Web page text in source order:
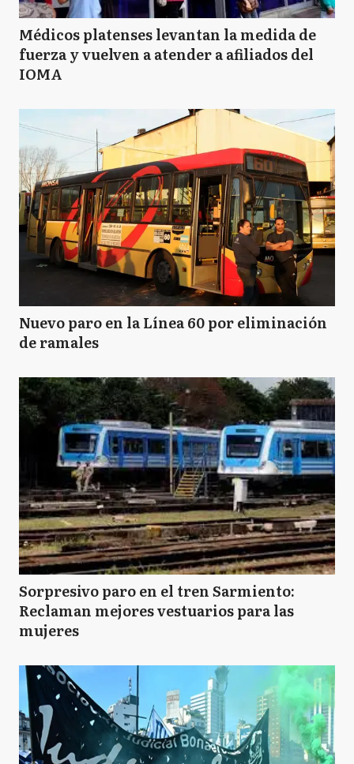
Médicos platenses levantan la medida de
fuerza y vuelven a atender a afiliados del
IOMA
Nuevo paro en la Línea 60 por eliminación
de ramales
Sorpresivo paro en el tren Sarmiento:
Reclaman mejores vestuarios para las
mujeres